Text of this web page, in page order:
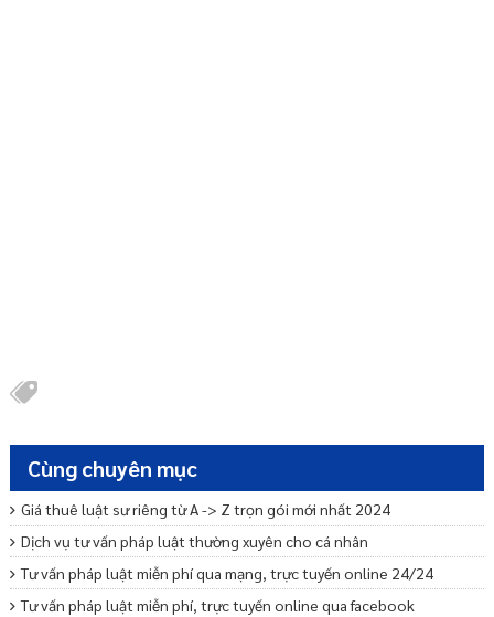
Cùng chuyên mục
Giá thuê luật sư riêng từ A -> Z trọn gói mới nhất 2024
Dịch vụ tư vấn pháp luật thường xuyên cho cá nhân
Tư vấn pháp luật miễn phí qua mạng, trực tuyến online 24/24
Tư vấn pháp luật miễn phí, trực tuyến online qua facebook